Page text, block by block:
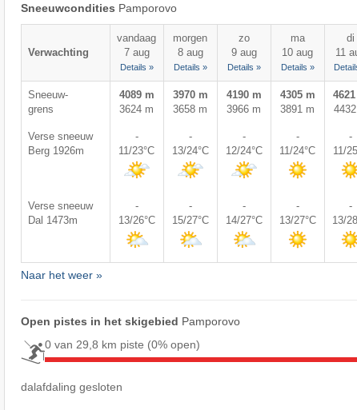
Sneeuwcondities Pamporovo
Verwachting
vandaag
7 aug
Details »
morgen
8 aug
Details »
zo
9 aug
Details »
ma
10 aug
Details »
di
11
Sneeuw-
grens
4089 m
3624 m
3970 m
3658 m
4190 m
3966 m
4305 m
3891 m
Verse sneeuw
Berg 1926m
-
11/23°C
-
13/24°C
-
12/24°C
-
11/24°C
-
11/
Verse sneeuw
Dal 1473m
-
13/26°C
-
15/27°C
-
14/27°C
-
13/27°C
-
13/
Naar het weer »
Open pistes in het skigebied Pamporovo
0 van 29,8 km piste (0% open)
dalafdaling gesloten